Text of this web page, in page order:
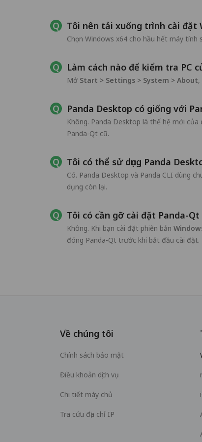
Tôi nên tải xuống trình cài đặt
Chọn Windows x64 cho hầu hết máy tính
Làm cách nào để kiểm tra PC
Mở Start > Settings > System > About
Panda Desktop có giống với
Không. Panda Desktop là thế hệ mới
Panda-Qt cũ.
Tôi có thể sử dụng Panda
Có. Panda Desktop và Panda CLI dùng
dụng còn lại.
Tôi có cần gỡ cài đặt Panda-
Không. Khi bạn cài đặt phiên bản
đóng Panda-Qt trước khi bắt đầu cài đặt.
Về chúng tôi
Chính sách bảo mật
Điều khoản dịch vụ
Chi tiết máy chủ
Tra cứu địa chỉ IP